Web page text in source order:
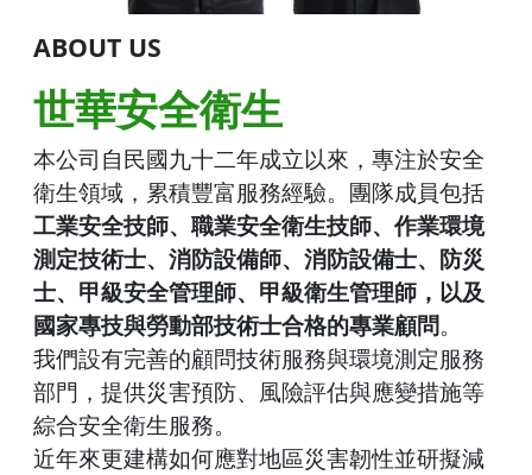
ABOUT US
世華安全衛生
本公司自民國九十二年成立以來，專注於安全
衛生領域，累積豐富服務經驗。團隊成員包括
工業安全技師、職業安全衛生技師、作業環境
測定技術士、消防設備師、消防設備士、防災
士、甲級安全管理師、甲級衛生管理師，以及
國家專技與勞動部技術士合格的專業顧問。
我們設有完善的顧問技術服務與環境測定服務
部門，提供災害預防、風險評估與應變措施等
綜合安全衛生服務。
近年來更建構如何應對地區災害韌性並研擬減